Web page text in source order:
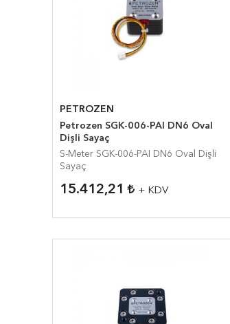
PETROZEN
Petrozen SGK-006-PAI DN6 Oval
Dişli Sayaç
S-Meter SGK-006-PAI DN6 Oval Dişli
Sayaç
15.412,21 + KDV